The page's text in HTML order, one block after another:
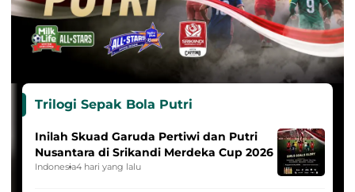
Trilogi Sepak Bola Putri
Inilah Skuad Garuda Pertiwi dan Putri
Nusantara di Srikandi Merdeka Cup 2026
Indonesia4 hari yang lalu